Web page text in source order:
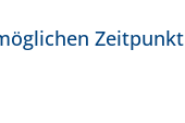
Zeitpunkt